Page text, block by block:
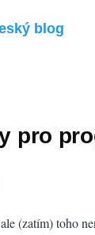
blog
pro
(zatím) toho